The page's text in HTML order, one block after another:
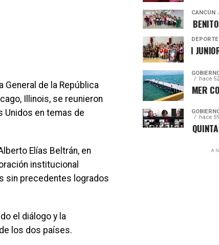
General de la República
Illinois, se reunieron
Unidos en temas de
Elías Beltrán, en
institucional
sin precedentes logrados
el diálogo y la
los dos países.
CANCÚN
PRIORIZA DIF BENITO
COPA CANCÚN JUNIOR
hace
INSTALAN PRIMER
hace
GOBIERNO DE QUINTANA